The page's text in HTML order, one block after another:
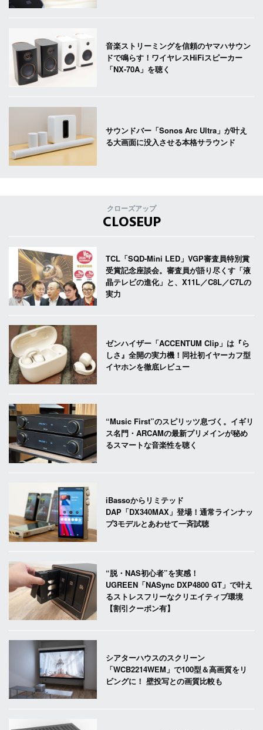
音楽ストリーミングを信頼のヤマハサウン
ドで鳴らす！ワイヤレスHiFiスピーカー
「NX-70A」を聴く
サウンドバー「Sonos Arc Ultra」が叶え
る大画面に没入させる本格サラウンド
クローズアップ
CLOSEUP
TCL「SQD-Mini LED」VGP審査員特別賞
受賞記念座談会。審査員が語り尽くす「液
晶テレビの進化」と、X11L／C8L／C7Lの
実力
ゼンハイザー「ACCENTUM Clip」は『ら
しさ』全開の実力機！同社初イヤーカフ型
イヤホンを徹底レビュー
“Music First”のスピリッツ息づく。イギリ
ス名門・ARCAMの最新プリメインが秘め
るスマートな音楽性を聴く
iBassoからリミテッド
DAP「DX340MAX」登場！通常ラインナッ
プ3モデルとあわせて一斉試聴
“脱・NAS初心者”を実感！
UGREEN「NASync DXP4800 GT」で叶え
るストレスフリーなクリエイティブ環境
【割引クーポン有】
シアターハウスのスクリーン
「WCB2214WEM」で100型＆高画質をリ
ビングに！ 壁投写との画質比較も